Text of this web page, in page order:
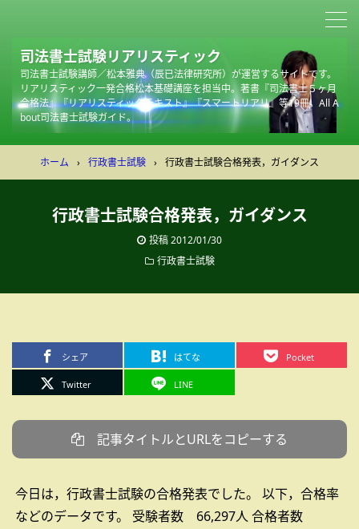
司法書士試験リアリスティック
司法書士試験講師／松本雅典（辰已法律研究所）が運営するサイトです。
リアリスティック一発合格松本基礎講座を担当中。著書『司法書士５ヶ月
合格法』『リアリスティックテキスト』『スマートリアリ』等19冊。All A
bout司法書士試験ガイド。
ホーム › 行政書士試験 › 行政書士試験合格発表，ガイダンス
行政書士試験合格発表，ガイダンス
投稿2012/01/30
行政書士試験
シェア はてな Pocket
Twitter LINE
記事タイトルとURLをコピーする
今日は，行政書士試験の合格発表でした。
以下，合格率
などのデータです。
受験者数 66,297人 合格者数